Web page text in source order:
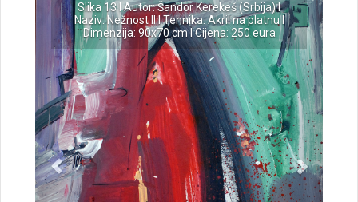
Slika 13 I Autor: Šandor Kerekeš (Srbija) I
Naziv: Nežnost II I Tehnika: Akril na platnu I
Dimenzija: 90x70 cm I Cijena: 250 eura